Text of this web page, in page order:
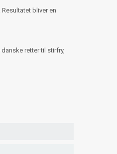
bliver en
retter til stirfry,